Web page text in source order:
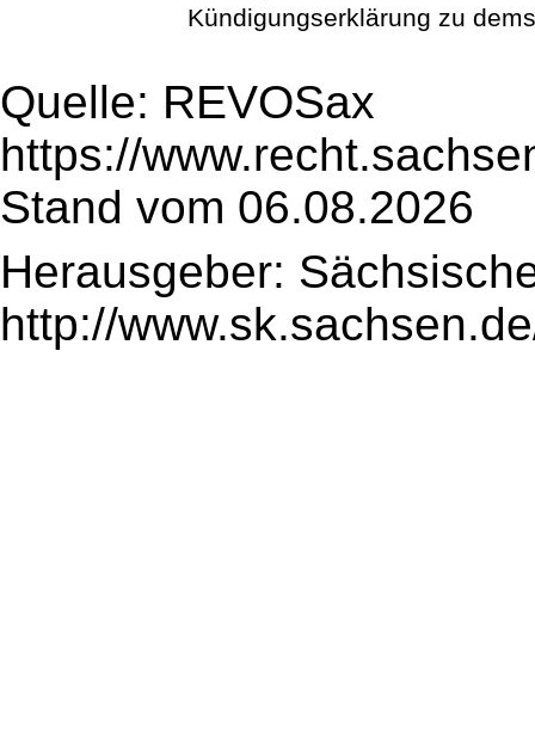
Kündigungserklärung zu
Quelle: REVOSax
https://
Stand vom 06.08.2026
Herausgeber:
http://